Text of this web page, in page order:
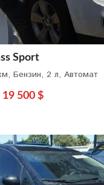
Sport
Бензин, 2 л, Автомат
19 500 $